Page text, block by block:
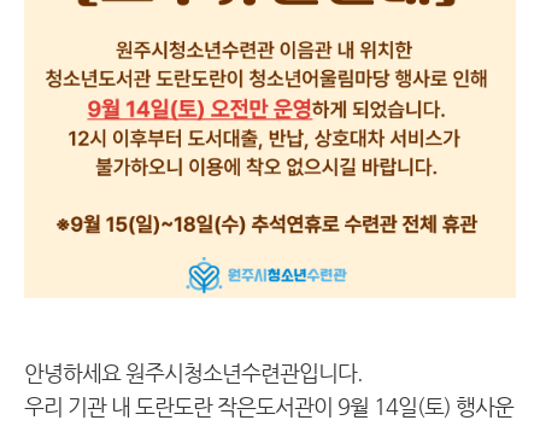
안녕하세요 원주시청소년수련관입니다.
우리 기관 내 도란도란 작은도서관이 9월 14일(토) 행사운